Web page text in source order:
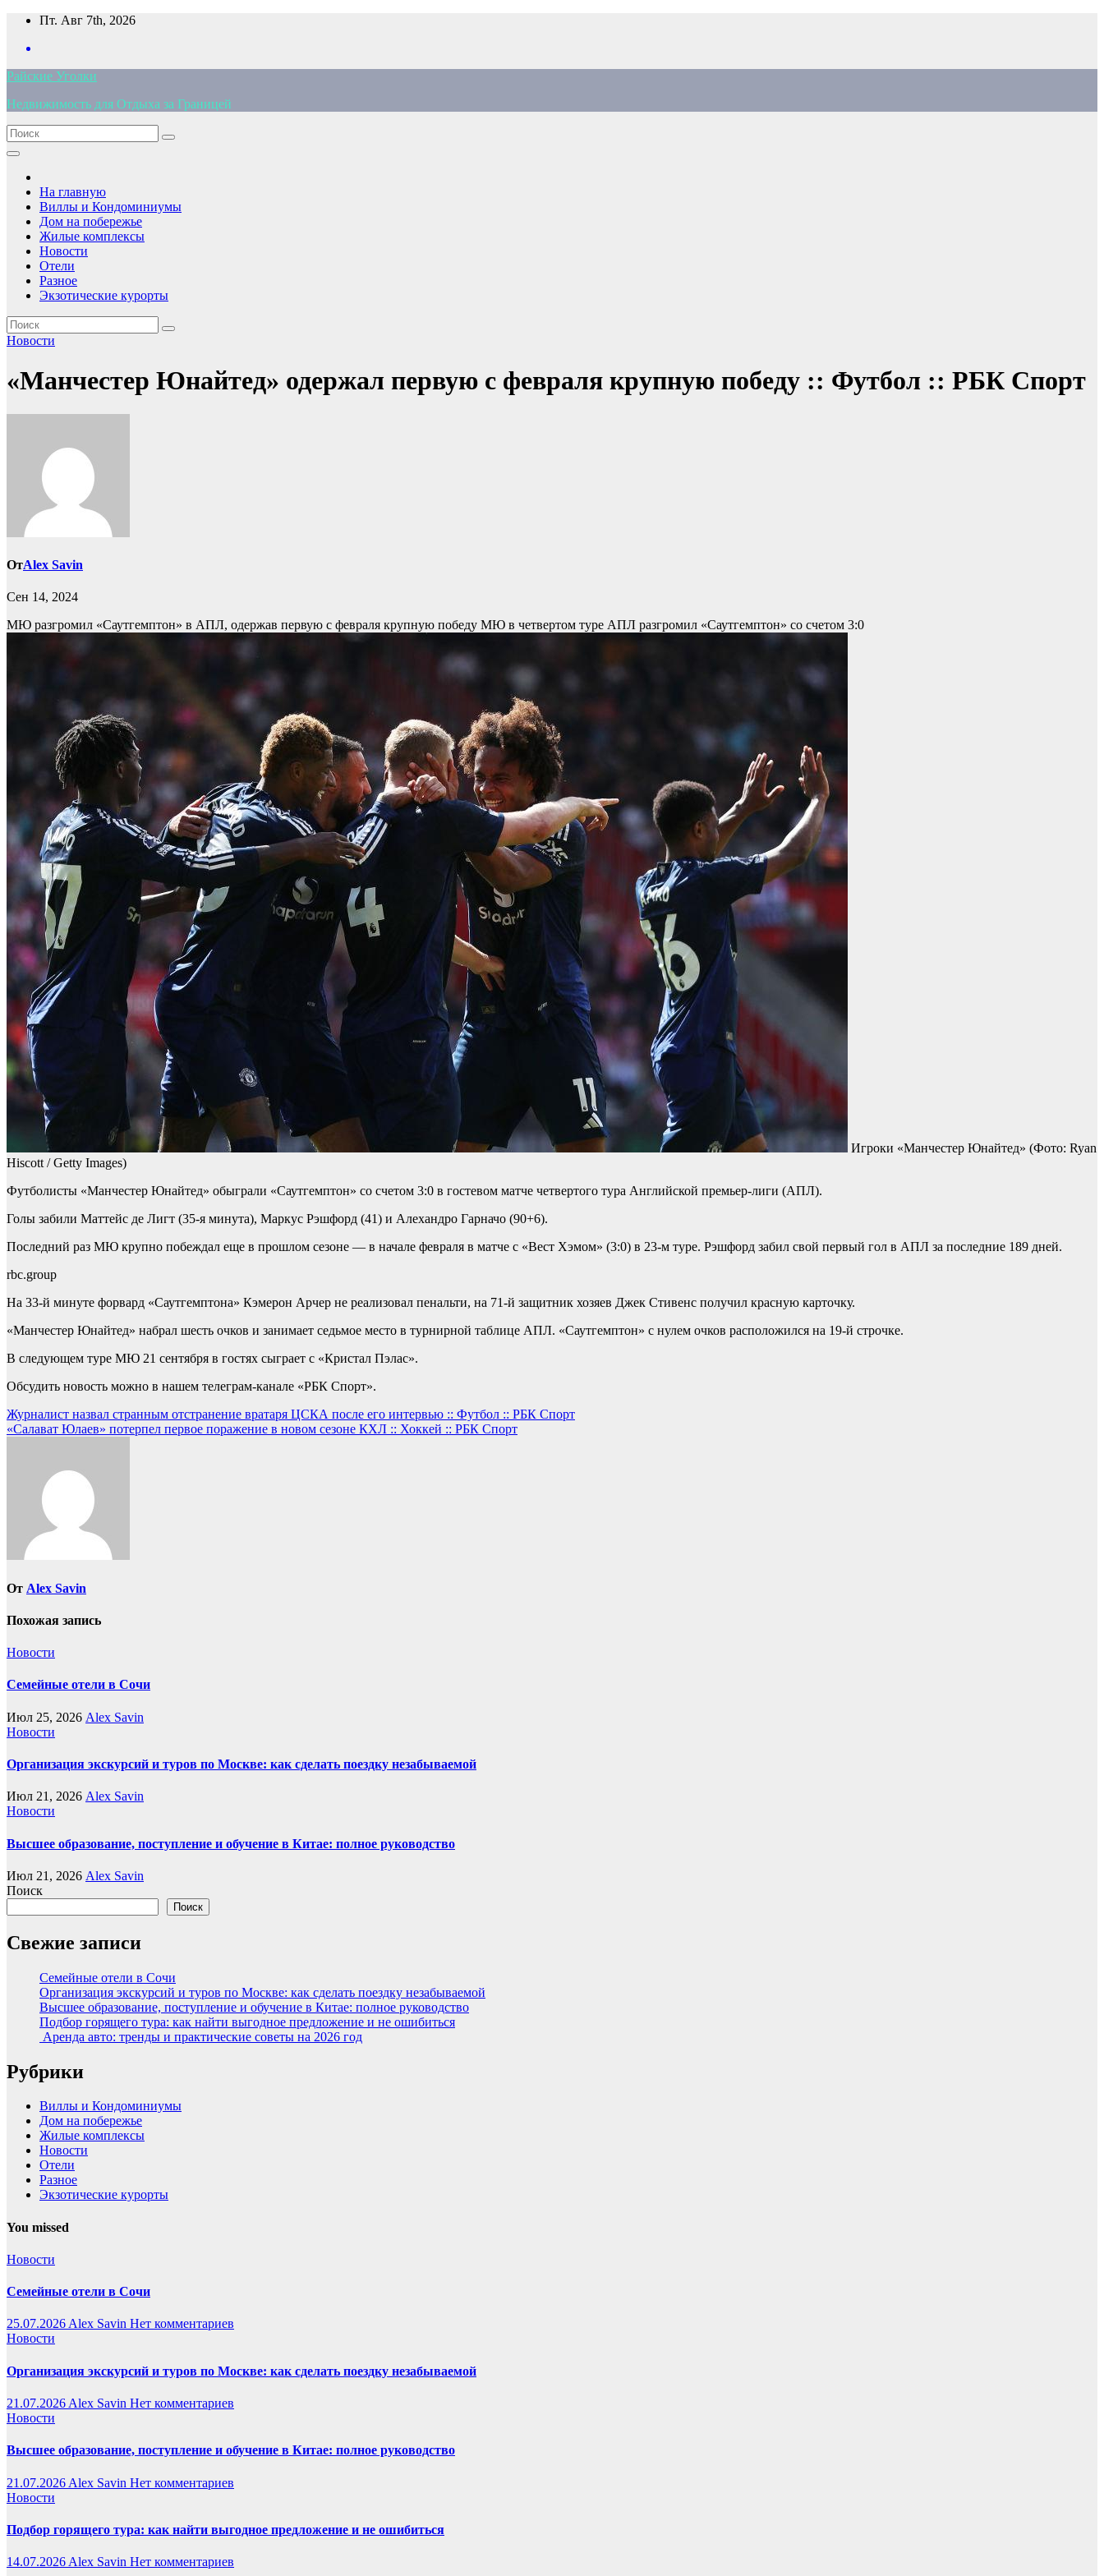
Перейти
содержимому
Пт. Авг 7th, 2026
Райские Уголки
Недвижимость для Отдыха за Границей
На главную
Виллы и Кондоминиумы
Дом на побережье
Жилые комплексы
Новости
Отели
Разное
Экзотические курорты
Новости
«Манчестер Юнайтед» одержал первую с февраля крупную победу :: Футбол :: РБК Спорт
ОтAlex Savin
Сен 14, 2024
МЮ разгромил «Саутгемптон» в АПЛ, одержав первую с февраля крупную победу МЮ в четвертом туре АПЛ разгромил «Саутгемптон» со счетом 3:0
Игроки «Манчестер Юнайтед» (Фото: Ryan
Hiscott / Getty Images)
Футболисты «Манчестер Юнайтед» обыграли «Саутгемптон» со счетом 3:0 в гостевом матче четвертого тура Английской премьер-лиги (АПЛ).
Голы забили Маттейс де Лигт (35-я минута), Маркус Рэшфорд (41) и Алехандро Гарначо (90+6).
Последний раз МЮ крупно побеждал еще в прошлом сезоне — в начале февраля в матче с «Вест Хэмом» (3:0) в 23-м туре. Рэшфорд забил свой первый гол в АПЛ за последние 189 дней.
rbc.group
На 33-й минуте форвард «Саутгемптона» Кэмерон Арчер не реализовал пенальти, на 71-й защитник хозяев Джек Стивенс получил красную карточку.
«Манчестер Юнайтед» набрал шесть очков и занимает седьмое место в турнирной таблице АПЛ. «Саутгемптон» с нулем очков расположился на 19-й строчке.
В следующем туре МЮ 21 сентября в гостях сыграет с «Кристал Пэлас».
Обсудить новость можно в нашем телеграм-канале «РБК Спорт».
Навигация
по
Журналист назвал странным отстранение вратаря ЦСКА после его интервью :: Футбол :: РБК Спорт
«Салават Юлаев» потерпел первое поражение в новом сезоне КХЛ :: Хоккей :: РБК Спорт
От Alex Savin
Похожая запись
Новости
Семейные отели в Сочи
Июл 25, 2026 Alex Savin
Новости
Организация экскурсий и туров по Москве: как сделать поездку незабываемой
Июл 21, 2026 Alex Savin
Новости
Высшее образование, поступление и обучение в Китае: полное руководство
Июл 21, 2026 Alex Savin
Поиск
Поиск
Свежие записи
Семейные отели в Сочи
Организация экскурсий и туров по Москве: как сделать поездку незабываемой
Высшее образование, поступление и обучение в Китае: полное руководство
Подбор горящего тура: как найти выгодное предложение и не ошибиться
Аренда авто: тренды и практические советы на 2026 год
Рубрики
Виллы и Кондоминиумы
Дом на побережье
Жилые комплексы
Новости
Отели
Разное
Экзотические курорты
You missed
Новости
Семейные отели в Сочи
25.07.2026Alex Savin Нет комментариев
Новости
Организация экскурсий и туров по Москве: как сделать поездку незабываемой
21.07.2026 Alex Savin Нет комментариев
Новости
Высшее образование, поступление и обучение в Китае: полное руководство
21.07.2026 Alex Savin Нет комментариев
Новости
Подбор горящего тура: как найти выгодное предложение и не ошибиться
14.07.2026 Alex Savin Нет комментариев